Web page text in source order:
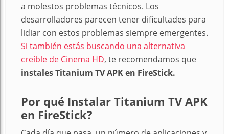
a molestos problemas técnicos. Los
desarrolladores parecen tener dificultades para
lidiar con estos problemas siempre emergentes.
Si también estás buscando una alternativa
creíble de Cinema HD, te recomendamos que
instales Titanium TV APK en FireStick.
Por qué Instalar Titanium TV APK
en FireStick?